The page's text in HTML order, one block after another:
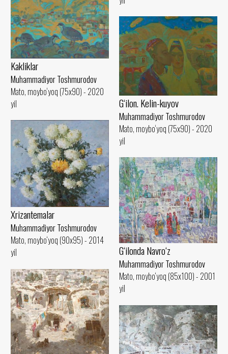
Kakliklar
Muhammadiyor Toshmurodov
Mato, moybo‘yoq (75x90) - 2020
yil
G‘ilon. Kelin-kuyov
Muhammadiyor Toshmurodov
Mato, moybo‘yoq (75x90) - 2020
yil
Xrizantemalar
Muhammadiyor Toshmurodov
Mato, moybo‘yoq (90x95) - 2014
yil
G‘ilonda Navro‘z
Muhammadiyor Toshmurodov
Mato, moybo‘yoq (85x100) - 2001
yil